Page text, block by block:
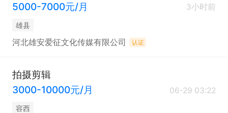
5000-7000元/月
3小时前
雄县
河北雄安爱征文化传媒有限公司 认证
拍摄剪辑
3000-10000元/月
06-29 03:22
容西